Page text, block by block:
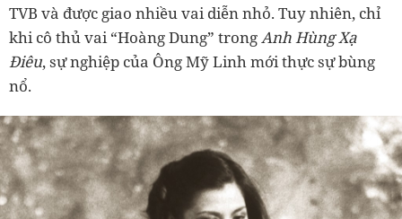
TVB và được giao nhiều vai diễn nhỏ. Tuy nhiên, chỉ
khi cô thủ vai “Hoàng Dung” trong Anh Hùng Xạ
Điêu, sự nghiệp của Ông Mỹ Linh mới thực sự bùng
nổ.